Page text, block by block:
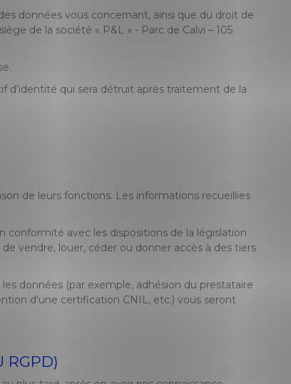
données vous concernant, ainsi que du droit de
de la société « P&L » - Parc de Calvi – 105
d’identité qui sera détruit après traitement de la
de leurs fonctions. Les informations recueillies
conformité avec les dispositions de la législation
vendre, louer, céder ou donner accès à des tiers
données (par exemple, adhésion du prestataire
d'une certification CNIL, etc.) vous seront
RGPD)